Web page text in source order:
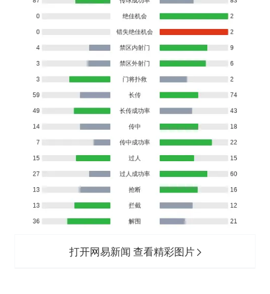
打开网易新闻 查看精彩图片